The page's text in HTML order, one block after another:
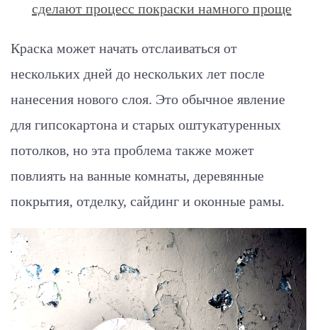
сделают процесс покраски намного проще
Краска может начать отслаиваться от
нескольких дней до нескольких лет после
нанесения нового слоя. Это обычное явление
для гипсокартона и старых оштукатуренных
потолков, но эта проблема также может
повлиять на ванные комнаты, деревянные
покрытия, отделку, сайдинг и оконные рамы.